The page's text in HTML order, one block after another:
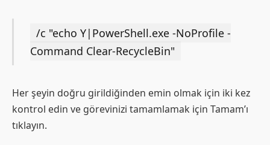
/c "echo Y|PowerShell.exe -NoProfile -
Command Clear-RecycleBin"
Her şeyin doğru girildiğinden emin olmak için iki kez
kontrol edin ve görevinizi tamamlamak için Tamam’ı
tıklayın.